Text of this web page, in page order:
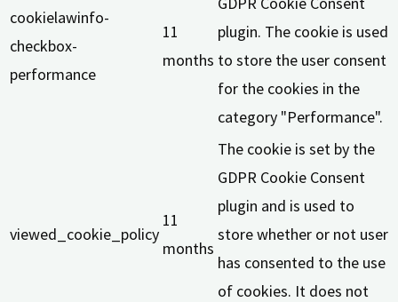
cookielawinfo-
checkbox-
performance
11
months
plugin. The cookie is used
to store the user consent
for the cookies in the
category "Performance".
viewed_cookie_policy
11
months
The cookie is set by the
GDPR Cookie Consent
plugin and is used to
store whether or not user
has consented to the use
of cookies. It does not